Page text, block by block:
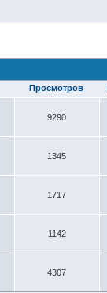
Просмотров
9290
1345
1717
1142
4307